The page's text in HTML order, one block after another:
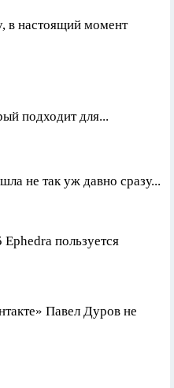
в настоящий момент
подходит для...
не так уж давно сразу...
пользуется
Павел Дуров не